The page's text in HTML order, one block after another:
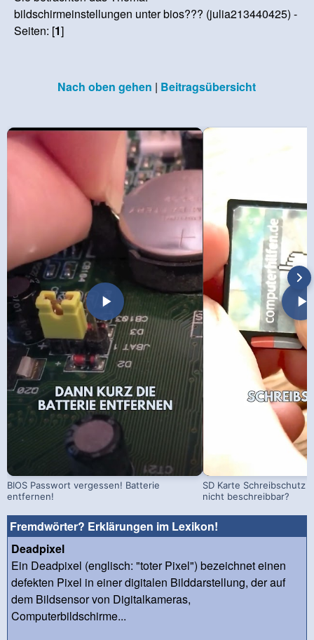
bildschirmeinstellungen unter bios??? (julia213440425) -
Seiten: [1]
Nach oben gehen | Beitragsübersicht
BIOS Passwort vergessen! Batterie
entfernen!
SD Karte Schreibschutz
nicht beschreibbar?
Fremdwörter? Erklärungen im Lexikon!
Deadpixel
Ein Deadpixel (englisch: "toter Pixel") bezeichnet einen
defekten Pixel in einer digitalen Bilddarstellung, der auf
dem Bildsensor von Digitalkameras,
Computerbildschirme...